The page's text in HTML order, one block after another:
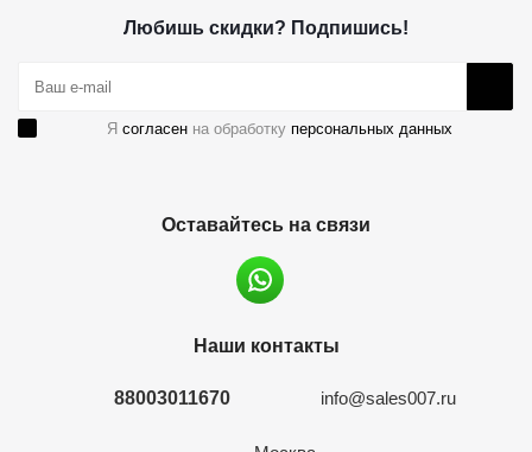
Любишь скидки? Подпишись!
Я согласен на обработку персональных данных
Оставайтесь на связи
Наши контакты
88003011670 info@sales007.ru